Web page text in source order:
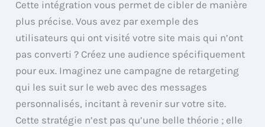
Cette intégration vous permet de cibler de manière
plus précise. Vous avez par exemple des
utilisateurs qui ont visité votre site mais qui n’ont
pas converti ? Créez une audience spécifiquement
pour eux. Imaginez une campagne de retargeting
qui les suit sur le web avec des messages
personnalisés, incitant à revenir sur votre site.
Cette stratégie n’est pas qu’une belle théorie ; elle